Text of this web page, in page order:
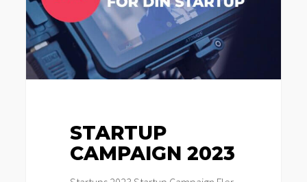
STARTUP
CAMPAIGN 2023